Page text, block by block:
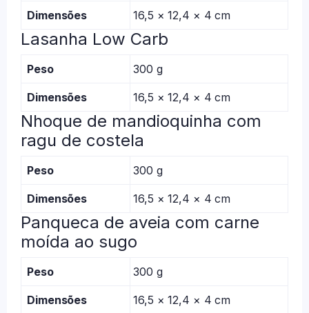
Dimensões 16,5 × 12,4 × 4 cm
Lasanha Low Carb
Peso 300 g
Dimensões 16,5 × 12,4 × 4 cm
Nhoque de mandioquinha com
ragu de costela
Peso 300 g
Dimensões 16,5 × 12,4 × 4 cm
Panqueca de aveia com carne
moída ao sugo
Peso 300 g
Dimensões 16,5 × 12,4 × 4 cm